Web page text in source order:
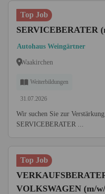
Top Job
SERVICEBERATER
Autohaus Weingärtner
Waakirchen
Weiterbildungen
31.07.2026
Wir suchen Sie zur Verstärkung
SERVICEBERATER ...
Top Job
VOLKSWAGEN (m/